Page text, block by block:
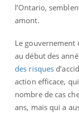
l’Ontario,
amont.
Le gouvernement
au début des
des risques
action efficace,
nombre de cas
ans, mais qui a